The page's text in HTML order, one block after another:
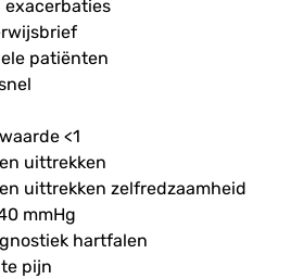
exacerbaties
patiënten
<1
uittrekken
uittrekken zelfredzaamheid
mmHg
hartfalen
pijn